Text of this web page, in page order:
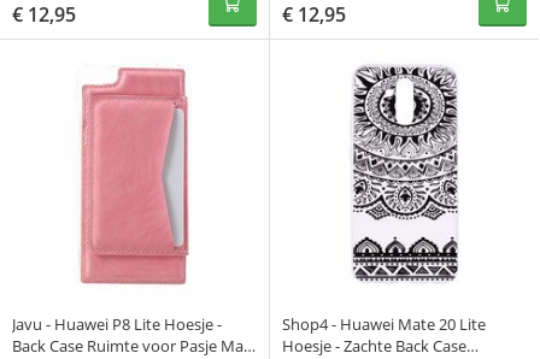
€ 12,95 € 12,95
Javu - Huawei P8 Lite Hoesje -
Back Case Ruimte voor Pasje Mat
Shop4 - Huawei Mate 20 Lite
Hoesje - Zachte Back Case